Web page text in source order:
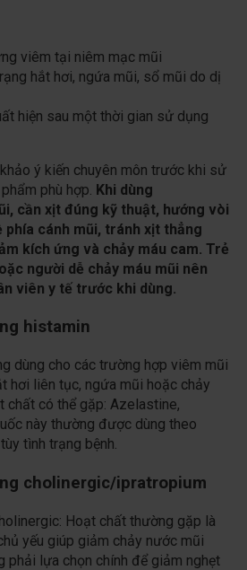
viêm tại niêm mạc mũi
hắt hơi, ngứa mũi, sổ mũi do dị
hiện sau một thời gian sử dụng
ý kiến chuyên môn trước khi sử
phù hợp. Khi dùng
cần xịt đúng kỹ thuật, hướng vòi
cánh mũi, tránh xịt thẳng
kích ứng và chảy máu cam. Trẻ
người dễ chảy máu mũi nên
viên y tế trước khi dùng.
histamin
dùng cho các trường hợp viêm mũi
hơi liên tục, ngứa mũi hoặc chảy
chất có thể gặp: Azelastine,
này thường được dùng theo
tình trạng bệnh.
cholinergic/ipratropium
Hoạt chất thường gặp là
yếu giúp giảm chảy nước mũi
phải lựa chọn chính để giảm nghẹt